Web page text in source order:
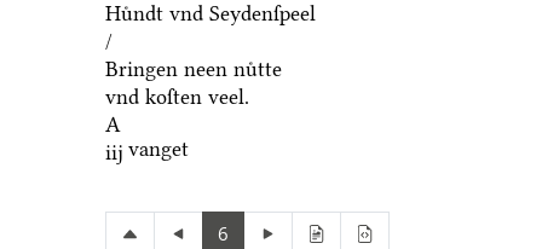
Huͤndt vnd Seydenſpeel
/
Bringen neen nuͤtte
vnd koſten veel.
A
iij vanget
6